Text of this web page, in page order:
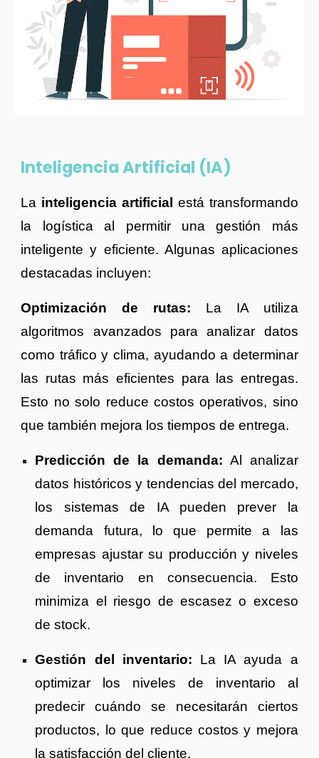
Inteligencia Artificial (IA)
La inteligencia artificial está transformando
la logística al permitir una gestión más
inteligente y eficiente. Algunas aplicaciones
destacadas incluyen:
Optimización de rutas: La IA utiliza
algoritmos avanzados para analizar datos
como tráfico y clima, ayudando a determinar
las rutas más eficientes para las entregas.
Esto no solo reduce costos operativos, sino
que también mejora los tiempos de entrega.
Predicción de la demanda: Al analizar
datos históricos y tendencias del mercado,
los sistemas de IA pueden prever la
demanda futura, lo que permite a las
empresas ajustar su producción y niveles
de inventario en consecuencia. Esto
minimiza el riesgo de escasez o exceso
de stock.
Gestión del inventario: La IA ayuda a
optimizar los niveles de inventario al
predecir cuándo se necesitarán ciertos
productos, lo que reduce costos y mejora
la satisfacción del cliente.